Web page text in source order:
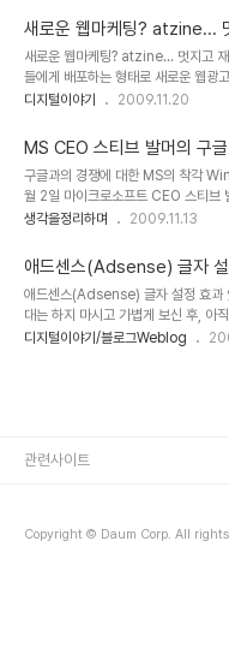
렛폼에서 프로그램을 만..
을 유도할 수 있다는 측면에서 앞서가
름의 유익과 유해 또는 보다 좋고 나
라는 생각을해 봅니다. 물론 웹2.0이
래 되지 않았을 뿐더러, 웹3.0이라는
하여 인터넷 전문가들 및 사용자들은
리에 있어서 적지 않은 혼..
새로운 웹마케팅? atzine...
새로운 웹마케팅? atzine... 멋지고
들에게 배포하는 형태로 새로운 웹광
는 듯 합니다. 그렇게 여러가지 새로운
쉬를 통해 비쥬얼한 디자인을 앞세우
현하고 있다는 느낌을 받았습니다. 아
떻게 해야하는지 잘 몰라 이것 저것 건
을 다는 방식도 다이나믹하고, 우선
해진다면... 새로운 형태의 웹마케팅으
고 백화점이나 대형 할인마..
디지털이야기 2009.11.20
MS CEO 스티브 발머의 구
구글과의 경쟁에 대한 MS의 착각
월 2일 마이크로소프트 CEO 스티브
CIO 및 임원진들을 초청, 오찬간담회
문에 "구글은 아직 우리의 경쟁자가
하였다고 합니다. ▲ Microsoft
그리고 덧붙여 "마이크로소프트는 범
렴하게 공급한다는 원칙으로 소비자
며, 기업이 지닌 IT자산과 폭넓은 호환
생각을정리하며 2009.11.13
애드센스(Adsense) 글자
애드센스(Adsense) 글자 설정 효과
대는 하지 마시고 가볍게 보신 후, 아
다고 생각되시면 시도 해보시기 바랍
고 특히 애드센스의 효과가 커지는 것
디지털이야기/블로그Weblog
Copyright © Daum Corp. All
관련사이트